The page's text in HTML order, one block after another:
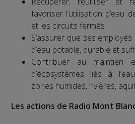
favoriser l’utilisation d’eau
et les circuits fermés
S’assurer que ses
d’eau potable, durable et
Contribuer au maintien
d’écosystèmes liés à
zones humides, rivières,
Les actions de Radio Mont